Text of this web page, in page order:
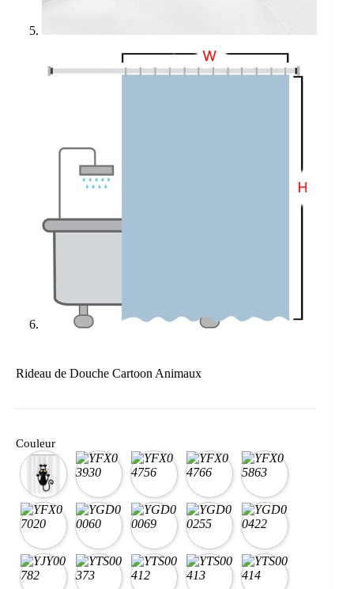
Rideau de Douche Cartoon Animaux
Couleur